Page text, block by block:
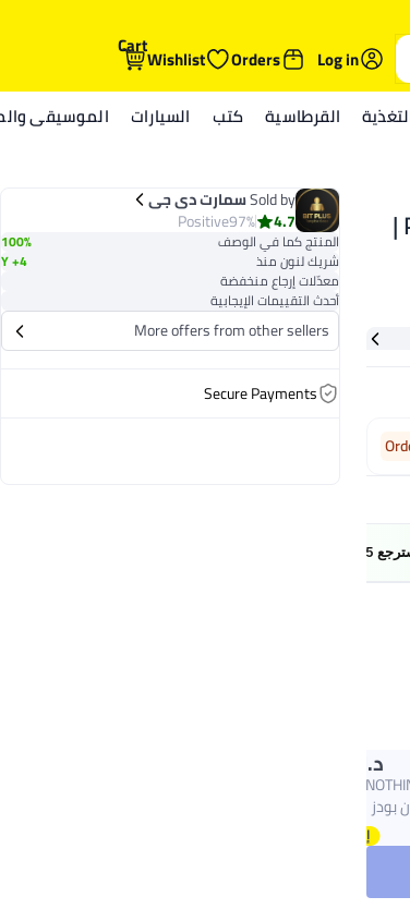
Log in
Orders
Wishlist
Cart
القرطاسية كتب السيارات الموسيقى
ماكينة تشذيب شعر الجسم BG5021/15 من Philips |
5%
د.ك‏
الضوضاء النشطة الهجينة
48 ديسيبل وتكنولوجيا
شات جي بي تي -
Sold byسمارت دی جی
4.7
97%
Positive
المنتج كما في الوصف 100%
شريك لنون منذ 4+ Y
معدّلات إرجاع منخفضة
أحدث التقييمات الإيجابية
More offers from other sellers
Secure Payments